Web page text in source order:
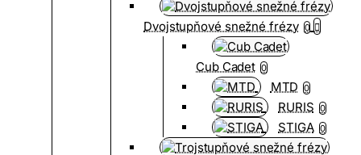
Dvojstupňové snežné frézy 0
Cub Cadet 0
MTD 0
RURIS 0
STIGA 0